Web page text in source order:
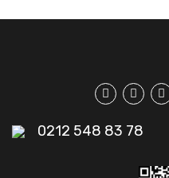
0212 548 83 78